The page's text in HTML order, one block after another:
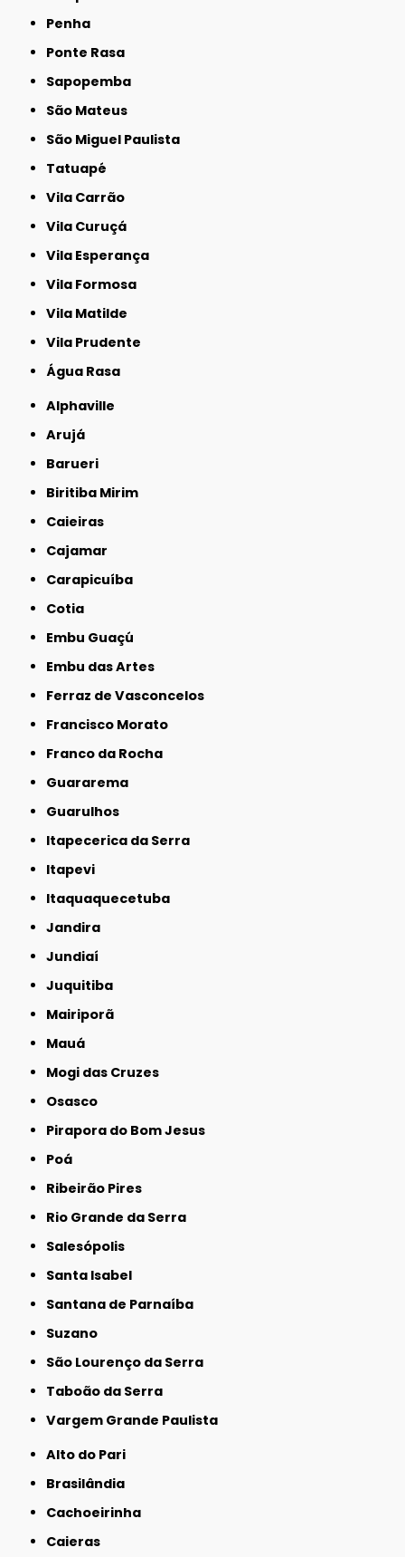
Penha
Ponte Rasa
Sapopemba
São Mateus
São Miguel Paulista
Tatuapé
Vila Carrão
Vila Curuçá
Vila Esperança
Vila Formosa
Vila Matilde
Vila Prudente
Água Rasa
Alphaville
Arujá
Barueri
Biritiba Mirim
Caieiras
Cajamar
Carapicuíba
Cotia
Embu Guaçú
Embu das Artes
Ferraz de Vasconcelos
Francisco Morato
Franco da Rocha
Guararema
Guarulhos
Itapecerica da Serra
Itapevi
Itaquaquecetuba
Jandira
Jundiaí
Juquitiba
Mairiporã
Mauá
Mogi das Cruzes
Osasco
Pirapora do Bom Jesus
Poá
Ribeirão Pires
Rio Grande da Serra
Salesópolis
Santa Isabel
Santana de Parnaíba
Suzano
São Lourenço da Serra
Taboão da Serra
Vargem Grande Paulista
Alto do Pari
Brasilândia
Cachoeirinha
Caieras